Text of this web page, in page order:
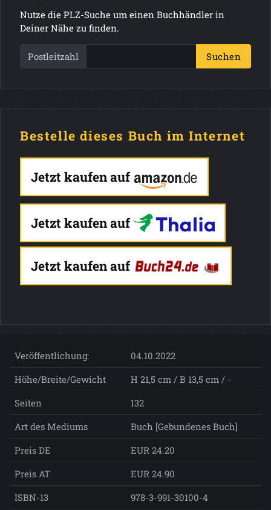
Nutze die PLZ-Suche um einen Buchhändler in
Deiner Nähe zu finden.
Postleitzahl Suchen
Bestelle dieses Buch im Internet
Jetzt kaufen auf
Jetzt kaufen auf
Jetzt kaufen auf
Veröffentlichung:
04.10.2022
Höhe/Breite/Gewicht
H 21,5 cm / B 13,5 cm / -
Seiten
132
Art des Mediums
Buch [Gebundenes Buch]
Preis DE
EUR 24.20
Preis AT
EUR 24.90
ISBN-13
978-3-991-30100-4